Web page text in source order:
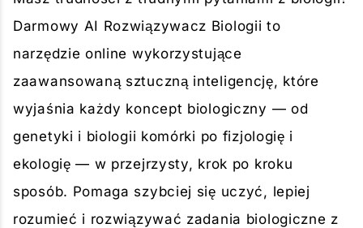
Darmowy AI Rozwiązywacz Biologii to
narzędzie online wykorzystujące
zaawansowaną sztuczną inteligencję, które
wyjaśnia każdy koncept biologiczny — od
genetyki i biologii komórki po fizjologię i
ekologię — w przejrzysty, krok po kroku
sposób. Pomaga szybciej się uczyć, lepiej
rozumieć i rozwiązywać zadania biologiczne z